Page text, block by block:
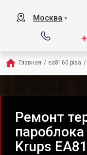
Москва ▼
Главная / ea8160 pisa /
Ремонт
Krups